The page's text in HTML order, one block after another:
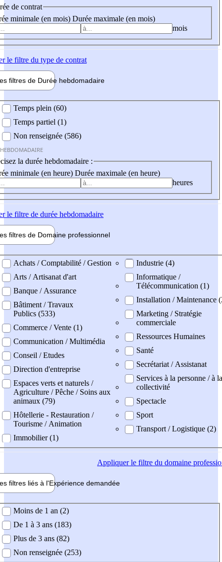
de contrat
minimale (en mois) Durée maximale (en mois)
mois
le filtre du type de contrat
filtres de Durée hebdomadaire
Temps plein (60)
Temps partiel (1)
Non renseignée (586)
la durée hebdomadaire :
minimale (en heure) Durée maximale (en heure)
heures
le filtre de durée hebdomadaire
filtres de Domaine professionnel
professionel
Achats / Comptabilité / Gestion
Arts / Artisanat d'art
Banque / Assurance
Bâtiment / Travaux
Publics (533)
Commerce / Vente (1)
Communication / Multimédia
Conseil / Etudes
Direction d'entreprise
Espaces verts et naturels /
Agriculture / Pêche / Soins aux
animaux (79)
Hôtellerie - Restauration /
Tourisme / Animation
Immobilier (1)
Industrie (4)
Informatique /
Télécommunication (1)
Installation / Maintenance
Marketing / Stratégie
commerciale
Ressources Humaines
Santé
Secrétariat / Assistanat
Services à la personne / à la
collectivité
Spectacle
Sport
Transport / Logistique (2)
Appliquerle filtre du domaine
filtres liés à l'Expérience demandée
demandée
Moins de 1 an (2)
De 1 à 3 ans (183)
Plus de 3 ans (82)
Non renseignée (253)